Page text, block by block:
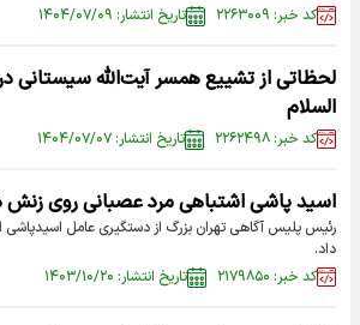
کد خبر: ۲۲۶۳۰۰۹
تاریخ انتشار: ۱۴۰۴/۰۷/۰۹
لحظاتی از تشییع همسر آیت‌الله سیستانی
السلام
کد خبر: ۲۲۶۲۴۹۸ تاریخ انتشار: ۱۴۰۴/۰۷/۰۷
اسید پاشی اشتباهی مرد عصبانی روی زنش
رئیس پلیس آگاهی تهران بزرگ از دستگیری عامل
داد.
کد خبر: ۲۱۷۹۸۵۰
تاریخ انتشار: ۱۴۰۳/۱۰/۲۰